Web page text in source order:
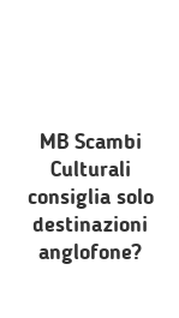
MB Scambi
Culturali
consiglia solo
destinazioni
anglofone?